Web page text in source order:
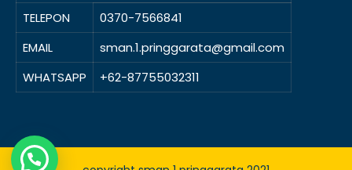
TELEPON
0370-7566841
EMAIL
sman.1.pringgarata@gmail.com
WHATSAPP
+62-87755032311